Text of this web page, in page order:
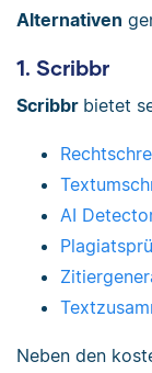
Alternativen
1. Scribbr
Scribbr bietet
AI
Neben den